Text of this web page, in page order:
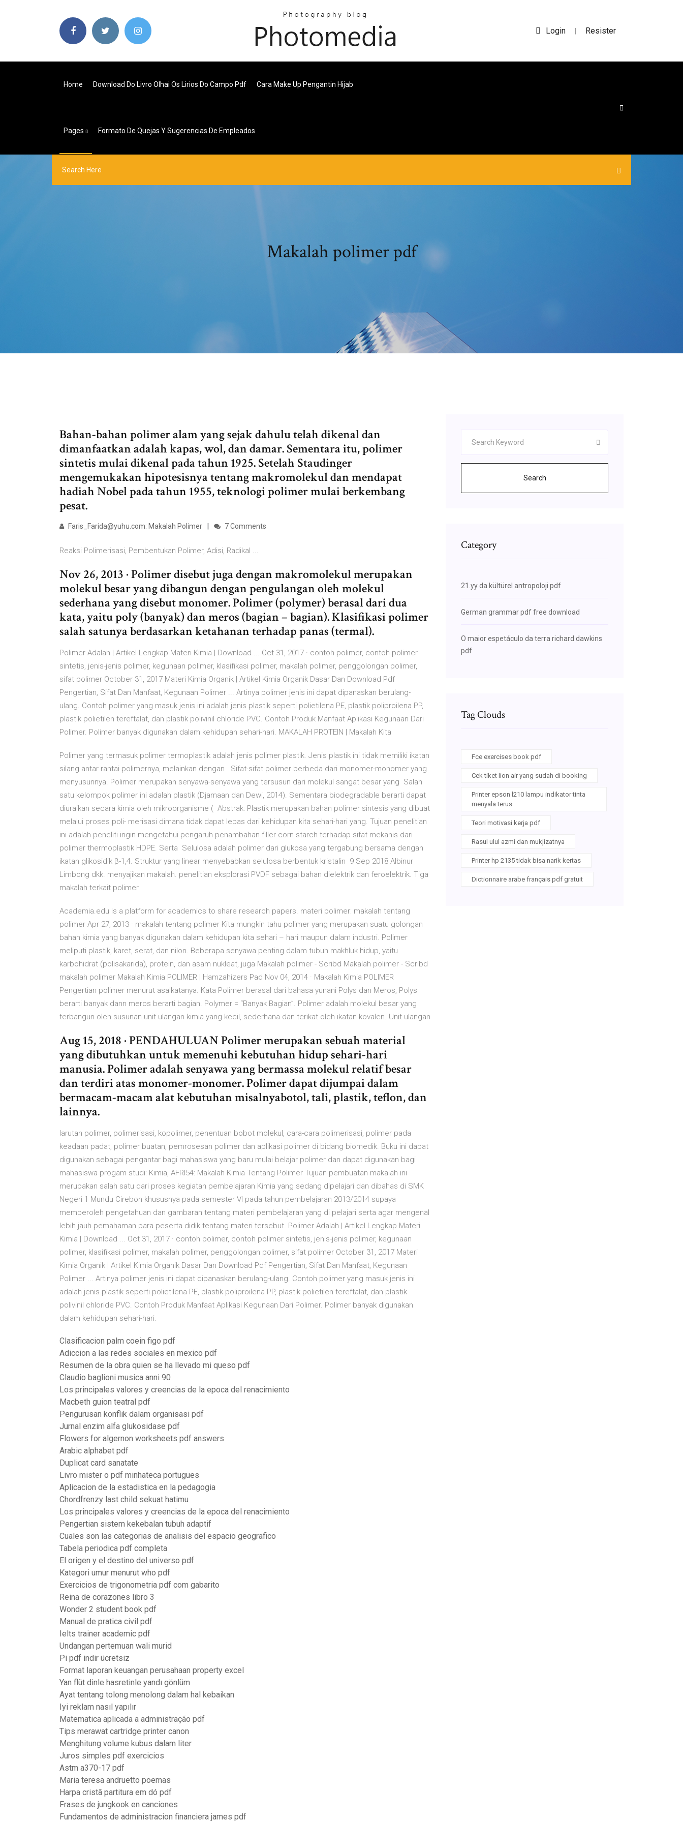
Login | Resister
Home Download Do Livro Olhai Os Lirios Do Campo Pdf Cara Make Up Pengantin Hijab
Pages Formato De Quejas Y Sugerencias De Empleados
Makalah polimer pdf
Bahan-bahan polimer alam yang sejak dahulu telah dikenal dan
dimanfaatkan adalah kapas, wol, dan damar. Sementara itu, polimer
sintetis mulai dikenal pada tahun 1925. Setelah Staudinger
mengemukakan hipotesisnya tentang makromolekul dan mendapat
hadiah Nobel pada tahun 1955, teknologi polimer mulai berkembang
pesat.
Faris_Farida@yuhu.com: Makalah Polimer 7 Comments
Reaksi Polimerisasi, Pembentukan Polimer, Adisi, Radikal ...
Nov 26, 2013 · Polimer disebut juga dengan makromolekul merupakan
molekul besar yang dibangun dengan pengulangan oleh molekul
sederhana yang disebut monomer. Polimer (polymer) berasal dari dua
kata, yaitu poly (banyak) dan meros (bagian – bagian). Klasifikasi polimer
salah satunya berdasarkan ketahanan terhadap panas (termal).
Polimer Adalah | Artikel Lengkap Materi Kimia | Download ... Oct 31, 2017 · contoh polimer, contoh polimer
sintetis, jenis-jenis polimer, kegunaan polimer, klasifikasi polimer, makalah polimer, penggolongan polimer,
sifat polimer October 31, 2017 Materi Kimia Organik | Artikel Kimia Organik Dasar Dan Download Pdf
Pengertian, Sifat Dan Manfaat, Kegunaan Polimer ... Artinya polimer jenis ini dapat dipanaskan berulang-
ulang. Contoh polimer yang masuk jenis ini adalah jenis plastik seperti polietilena PE, plastik poliproilena PP,
plastik polietilen tereftalat, dan plastik polivinil chloride PVC. Contoh Produk Manfaat Aplikasi Kegunaan Dari
Polimer. Polimer banyak digunakan dalam kehidupan sehari-hari. MAKALAH PROTEIN | Makalah Kita
Polimer yang termasuk polimer termoplastik adalah jenis polimer plastik. Jenis plastik ini tidak memiliki ikatan
silang antar rantai polimernya, melainkan dengan Sifat-sifat polimer berbeda dari monomer-monomer yang
menyusunnya. Polimer merupakan senyawa-senyawa yang tersusun dari molekul sangat besar yang Salah
satu kelompok polimer ini adalah plastik (Djamaan dan Dewi, 2014). Sementara biodegradable berarti dapat
diuraikan secara kimia oleh mikroorganisme ( Abstrak: Plastik merupakan bahan polimer sintesis yang dibuat
melalui proses poli- merisasi dimana tidak dapat lepas dari kehidupan kita sehari-hari yang. Tujuan penelitian
ini adalah peneliti ingin mengetahui pengaruh penambahan filler corn starch terhadap sifat mekanis dari
polimer thermoplastik HDPE. Serta Selulosa adalah polimer dari glukosa yang tergabung bersama dengan
ikatan glikosidik β-1,4. Struktur yang linear menyebabkan selulosa berbentuk kristalin 9 Sep 2018 Albinur
Limbong dkk. menyajikan makalah. penelitian eksplorasi PVDF sebagai bahan dielektrik dan feroelektrik. Tiga
makalah terkait polimer
Academia.edu is a platform for academics to share research papers. materi polimer: makalah tentang
polimer Apr 27, 2013 · makalah tentang polimer Kita mungkin tahu polimer yang merupakan suatu golongan
bahan kimia yang banyak digunakan dalam kehidupan kita sehari – hari maupun dalam industri. Polimer
meliputi plastik, karet, serat, dan nilon. Beberapa senyawa penting dalam tubuh makhluk hidup, yaitu
karbohidrat (polisakarida), protein, dan asam nukleat, juga Makalah polimer - Scribd Makalah polimer - Scribd
makalah polimer Makalah Kimia POLIMER | Hamzahizers Pad Nov 04, 2014 · Makalah Kimia POLIMER
Pengertian polimer menurut asalkatanya. Kata Polimer berasal dari bahasa yunani Polys dan Meros, Polys
berarti banyak dann meros berarti bagian. Polymer = “Banyak Bagian”. Polimer adalah molekul besar yang
terbangun oleh susunan unit ulangan kimia yang kecil, sederhana dan terikat oleh ikatan kovalen. Unit ulangan
Aug 15, 2018 · PENDAHULUAN Polimer merupakan sebuah material
yang dibutuhkan untuk memenuhi kebutuhan hidup sehari-hari
manusia. Polimer adalah senyawa yang bermassa molekul relatif besar
dan terdiri atas monomer-monomer. Polimer dapat dijumpai dalam
bermacam-macam alat kebutuhan misalnyabotol, tali, plastik, teflon, dan
lainnya.
larutan polimer, polimerisasi, kopolimer, penentuan bobot molekul, cara-cara polimerisasi, polimer pada
keadaan padat, polimer buatan, pemrosesan polimer dan aplikasi polimer di bidang biomedik. Buku ini dapat
digunakan sebagai pengantar bagi mahasiswa yang baru mulai belajar polimer dan dapat digunakan bagi
mahasiswa progam studi: Kimia, AFRI54: Makalah Kimia Tentang Polimer Tujuan pembuatan makalah ini
merupakan salah satu dari proses kegiatan pembelajaran Kimia yang sedang dipelajari dan dibahas di SMK
Negeri 1 Mundu Cirebon khususnya pada semester VI pada tahun pembelajaran 2013/2014 supaya
memperoleh pengetahuan dan gambaran tentang materi pembelajaran yang di pelajari serta agar mengenal
lebih jauh pemahaman para peserta didik tentang materi tersebut. Polimer Adalah | Artikel Lengkap Materi
Kimia | Download ... Oct 31, 2017 · contoh polimer, contoh polimer sintetis, jenis-jenis polimer, kegunaan
polimer, klasifikasi polimer, makalah polimer, penggolongan polimer, sifat polimer October 31, 2017 Materi
Kimia Organik | Artikel Kimia Organik Dasar Dan Download Pdf Pengertian, Sifat Dan Manfaat, Kegunaan
Polimer ... Artinya polimer jenis ini dapat dipanaskan berulang-ulang. Contoh polimer yang masuk jenis ini
adalah jenis plastik seperti polietilena PE, plastik poliproilena PP, plastik polietilen tereftalat, dan plastik
polivinil chloride PVC. Contoh Produk Manfaat Aplikasi Kegunaan Dari Polimer. Polimer banyak digunakan
dalam kehidupan sehari-hari.
Clasificacion palm coein figo pdf
Adiccion a las redes sociales en mexico pdf
Resumen de la obra quien se ha llevado mi queso pdf
Claudio baglioni musica anni 90
Los principales valores y creencias de la epoca del renacimiento
Macbeth guion teatral pdf
Pengurusan konflik dalam organisasi pdf
Jurnal enzim alfa glukosidase pdf
Flowers for algernon worksheets pdf answers
Arabic alphabet pdf
Duplicat card sanatate
Livro mister o pdf minhateca portugues
Aplicacion de la estadistica en la pedagogia
Chordfrenzy last child sekuat hatimu
Los principales valores y creencias de la epoca del renacimiento
Pengertian sistem kekebalan tubuh adaptif
Cuales son las categorias de analisis del espacio geografico
Tabela periodica pdf completa
El origen y el destino del universo pdf
Kategori umur menurut who pdf
Exercicios de trigonometria pdf com gabarito
Reina de corazones libro 3
Wonder 2 student book pdf
Manual de pratica civil pdf
Ielts trainer academic pdf
Undangan pertemuan wali murid
Pi pdf indir ücretsiz
Format laporan keuangan perusahaan property excel
Yan flüt dinle hasretinle yandı gönlüm
Ayat tentang tolong menolong dalam hal kebaikan
Iyi reklam nasıl yapılır
Matematica aplicada a administração pdf
Tips merawat cartridge printer canon
Menghitung volume kubus dalam liter
Juros simples pdf exercicios
Astm a370-17 pdf
Maria teresa andruetto poemas
Harpa cristã partitura em dó pdf
Frases de jungkook en canciones
Fundamentos de administracion financiera james pdf
Search
Category
21.yy da kültürel antropoloji pdf
German grammar pdf free download
O maior espetáculo da terra richard dawkins
pdf
Tag Clouds
Fce exercises book pdf
Cek tiket lion air yang sudah di booking
Printer epson l210 lampu indikator tinta
menyala terus
Teori motivasi kerja pdf
Rasul ulul azmi dan mukjizatnya
Printer hp 2135 tidak bisa narik kertas
Dictionnaire arabe français pdf gratuit